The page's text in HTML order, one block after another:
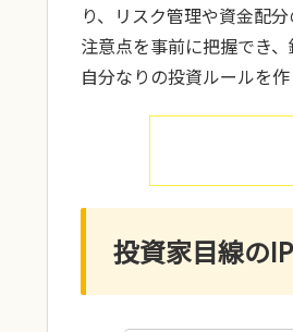
り、リスク管理や資金配
注意点を事前に把握でき
自分なりの投資ルールを
投資家目線の